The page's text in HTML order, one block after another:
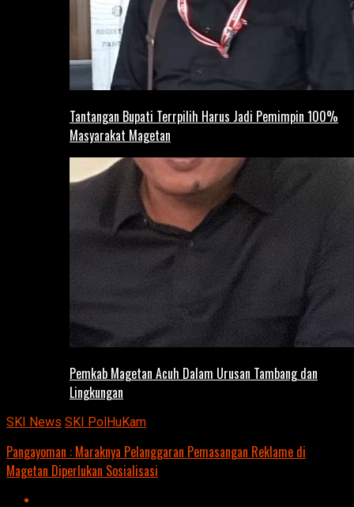
Tantangan Bupati Terrpilih Harus Jadi Pemimpin 100%
Masyarakat Magetan
Pemkab Magetan Acuh Dalam Urusan Tambang dan
Lingkungan
SKI News SKI PolHuKam
Pangayoman : Maraknya Pelanggaran Pemasangan Reklame di
Magetan Diperlukan Sosialisasi